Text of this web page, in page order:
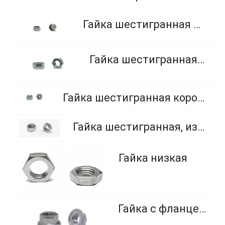
Гайка шестигранная самоконтрящаяся
Гайка шестигранная, мелкий шаг
Гайка шестигранная корончатая прорезная, класс прочности 6.0, 8.0 и 10.0
Гайка шестигранная, из нержавеющей стали A2 и A4
Гайка низкая
Гайка с фланцем